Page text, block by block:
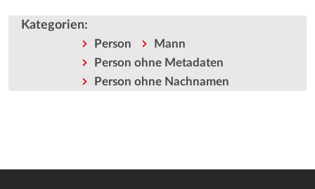
Kategorien:
Person
Mann
Person ohne Metadaten
Person ohne Nachnamen